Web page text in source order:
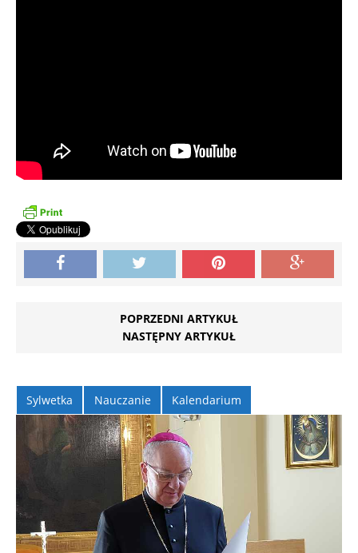
POPRZEDNI ARTYKUŁ
NASTĘPNY ARTYKUŁ
Sylwetka Nauczanie Kalendarium